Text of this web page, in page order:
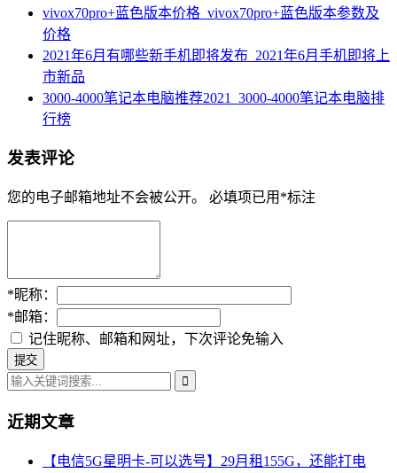
vivox70pro+蓝色版本价格_vivox70pro+蓝色版本参数及
价格
2021年6月有哪些新手机即将发布_2021年6月手机即将上
市新品
3000-4000笔记本电脑推荐2021_3000-4000笔记本电脑排
行榜
发表评论
您的电子邮箱地址不会被公开。 必填项已用 *标注
*昵称：
*邮箱：
记住昵称、邮箱和网址，下次评论免输入
近期文章
【电信5G星明卡-可以选号】29月租155G，还能打电